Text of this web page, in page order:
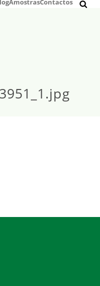
AmostrasContactos